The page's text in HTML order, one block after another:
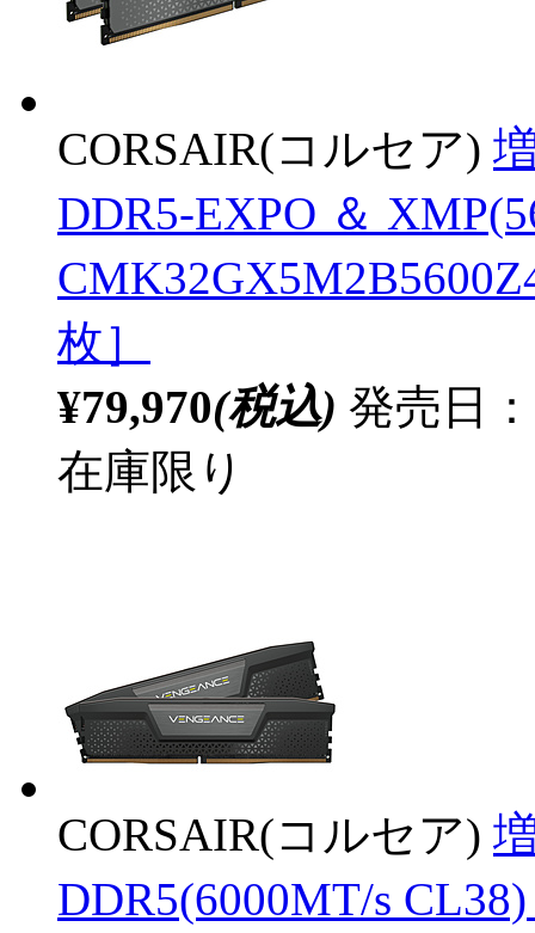
CORSAIR(コルセア)
DDR5-EXPO ＆
枚］
¥79,970(税込) 発売日
在庫限り
CORSAIR(コルセア)
DDR5(6000MT/s